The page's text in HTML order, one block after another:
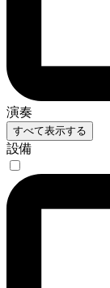
演奏
すべて表示する
設備